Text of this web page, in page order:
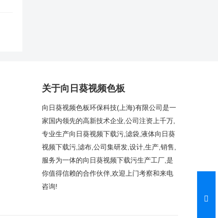
关于向日葵视频色板
向日葵视频色板环保科技(上海)有限公司是一
家国内领先的高新技术企业,公司注资上千万,
专业生产向日葵视频下载污,滤袋,液体向日葵
视频下载污,滤布,公司集研发,设计,生产,销售,
服务为一体的向日葵视频下载污生产工厂,是
你值得信赖的合作伙伴,欢迎上门考察和来电
咨询!